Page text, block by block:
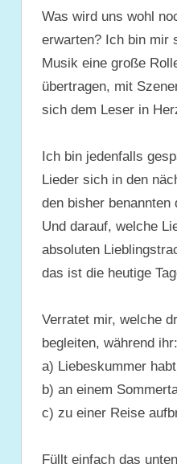
Was wird uns wohl
erwarten? Ich bin mir
Musik eine große
übertragen, mit
sich dem Leser in
Ich bin jedenfalls
Lieder sich in den
den bisher benannten
Und darauf, welche
absoluten
das ist die heutige
Verratet mir, welche
begleiten, während ihr:
a) Liebeskummer
b) an einem
c) zu einer Reise
Füllt einfach das